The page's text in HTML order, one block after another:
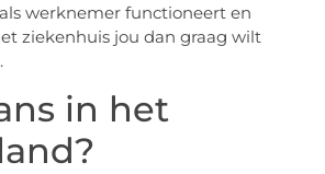
werknemer functioneert en
ziekenhuis jou dan graag wilt
in het